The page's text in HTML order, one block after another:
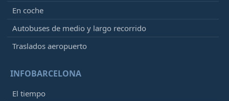
En coche
Autobuses de medio y largo recorrido
Traslados aeropuerto
INFOBARCELONA
El tiempo